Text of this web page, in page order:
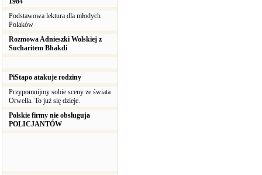
Podstawowa lektura dla młodych
Polaków
Rozmowa Adnieszki Wolskiej z
Sucharitem Bhakdi
PiStapo atakuje rodziny
Przypomnijmy sobie sceny ze świata
Orwella. To już się dzieje.
Polskie firmy nie obsługuja
POLICJANTÓW